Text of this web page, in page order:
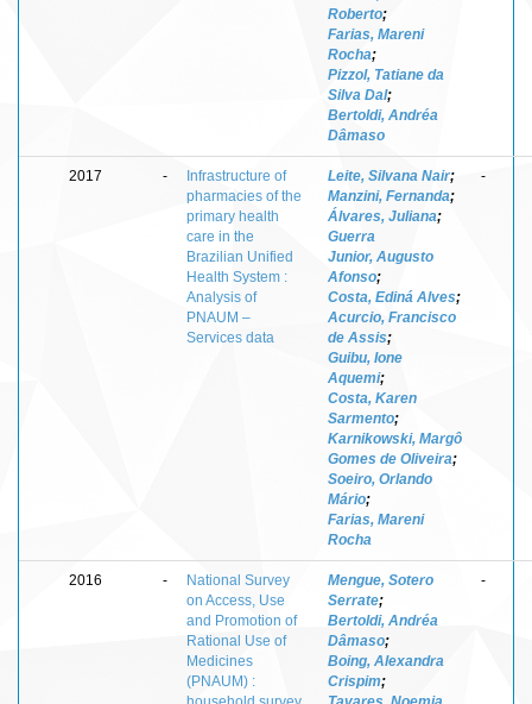
Roberto;
Farias, Mareni
Rocha;
Pizzol, Tatiane da
Silva Dal;
Bertoldi, Andréa
Dâmaso
2017 -
Infrastructure of
pharmacies of the
primary health
care in the
Brazilian Unified
Health System :
Analysis of
PNAUM –
Services data
Leite, Silvana Nair;
Manzini, Fernanda;
Álvares, Juliana;
Guerra
Junior, Augusto
Afonso;
Costa, Ediná Alves;
Acurcio, Francisco
de Assis;
Guibu, Ione
Aquemi;
Costa, Karen
Sarmento;
Karnikowski, Margô
Gomes de Oliveira;
Soeiro, Orlando
Mário;
Farias, Mareni
Rocha
-
2016 -
National Survey
on Access, Use
and Promotion of
Rational Use of
Medicines
(PNAUM) :
Mengue, Sotero
Serrate;
Bertoldi, Andréa
Dâmaso;
Boing, Alexandra
Crispim;
-